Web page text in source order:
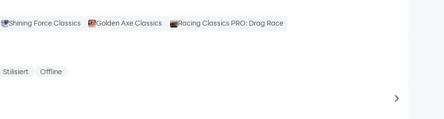
Shining Force Classics Golden Axe Classics Racing Classics PRO: Drag Race
Stilisiert Offline
to same